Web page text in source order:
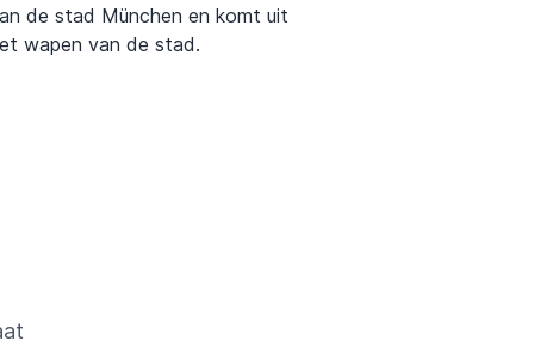
de stad München en komt uit
wapen van de stad.